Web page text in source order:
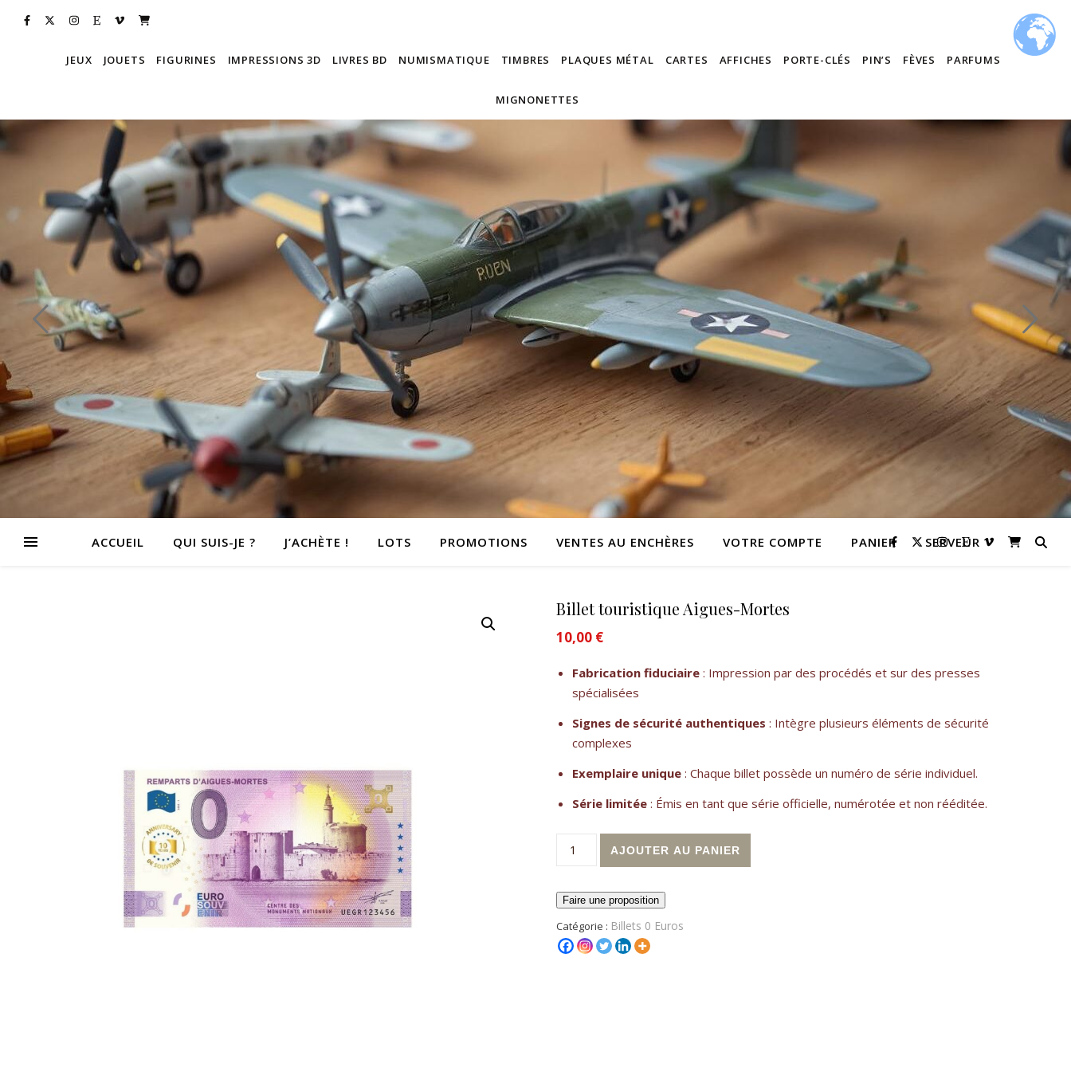
JEUX JOUETS FIGURINES IMPRESSIONS 3D LIVRES BD NUMISMATIQUE TIMBRES PLAQUES MÉTAL CARTES AFFICHES PORTE-CLÉS PIN’S FÈVES PARFUMS
MIGNONETTES
ACCUEIL QUI SUIS-JE ? J’ACHÈTE ! LOTS PROMOTIONS VENTES AU ENCHÈRES VOTRE COMPTE PANIER SERVEUR
Billet touristique Aigues-Mortes
10,00 €
Fabrication fiduciaire: Impression par des procédés et sur des presses
spécialisées
Signes de sécurité authentiques : Intègre plusieurs éléments de sécurité
complexes
Exemplaire unique: Chaque billet possède un numéro de série individuel.
Série limitée: Émis en tant que série officielle, numérotée et non rééditée.
AJOUTER AU PANIER
Faire une proposition
Catégorie : Billets 0 Euros